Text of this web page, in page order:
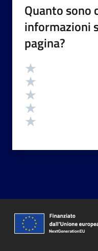
Quanto sono
informazioni
pagina?
Valutazione